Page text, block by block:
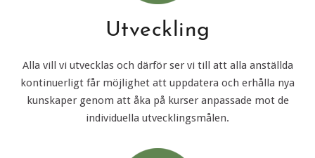
Utveckling
Alla vill vi utvecklas och därför ser vi till att alla anställda
kontinuerligt får möjlighet att uppdatera och erhålla nya
kunskaper genom att åka på kurser anpassade mot de
individuella utvecklingsmålen.